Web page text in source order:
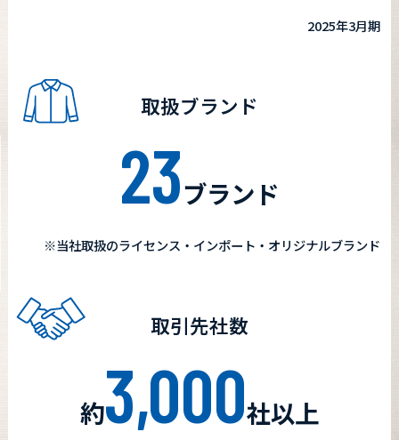
2025年3月期
取扱ブランド
23ブランド
※当社取扱のライセンス・インポート・オリジナルブランド
取引先社数
約3,000社以上